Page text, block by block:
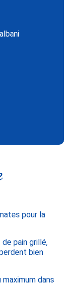
pour la
pain grillé,
bien
dans